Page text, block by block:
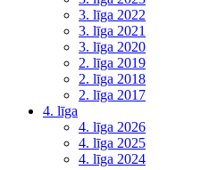
3. līga 2022
3. līga 2021
3. līga 2020
2. līga 2019
2. līga 2018
2. līga 2017
4. līga
4. līga 2026
4. līga 2025
4. līga 2024